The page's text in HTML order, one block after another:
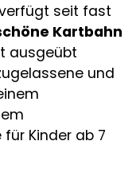
seit fast
Kartbahn
ausgeübt
und
Kinder ab 7